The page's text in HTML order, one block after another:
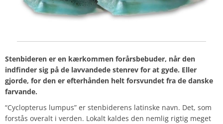
Stenbideren er en kærkommen forårsbebuder, når den
indfinder sig på de lavvandede stenrev for at gyde. Eller
gjorde, for den er efterhånden helt forsvundet fra de danske
farvande.
“Cyclopterus lumpus” er stenbiderens latinske navn. Det, som
forstås overalt i verden. Lokalt kaldes den nemlig rigtig meget